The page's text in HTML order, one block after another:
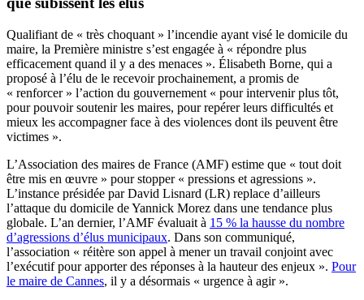
Qualifiant de « très choquant » l’incendie ayant visé le domicile du
maire, la Première ministre s’est engagée à « répondre plus
efficacement quand il y a des menaces ». Élisabeth Borne, qui a
proposé à l’élu de le recevoir prochainement, a promis de
« renforcer » l’action du gouvernement « pour intervenir plus tôt,
pour pouvoir soutenir les maires, pour repérer leurs difficultés et
mieux les accompagner face à des violences dont ils peuvent être
victimes ».
L’Association des maires de France (AMF) estime que « tout doit
être mis en œuvre » pour stopper « pressions et agressions ».
L’instance présidée par David Lisnard (LR) replace d’ailleurs
l’attaque du domicile de Yannick Morez dans une tendance plus
globale. L’an dernier, l’AMF évaluait à 15 % la hausse du nombre
d’agressions d’élus municipaux. Dans son communiqué,
l’association « réitère son appel à mener un travail conjoint avec
l’exécutif pour apporter des réponses à la hauteur des enjeux ». Pour
le maire de Cannes, il y a désormais « urgence à agir ».